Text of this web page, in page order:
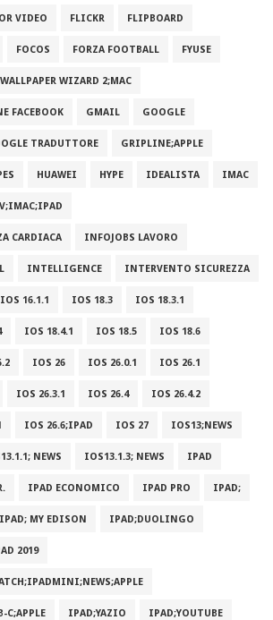
VIDEO FLICKR FLIPBOARD
FOCOS FORZA FOOTBALL FYUSE
WIZARD 2;MAC
FACEBOOK GMAIL GOOGLE
TRADUTTORE GRIPLINE;APPLE
HUAWEI HYPE IDEALISTA IMAC
CARDIACA INFOJOBS LAVORO
INTELLIGENCE INTERVENTO SICUREZZA
IOS 16.1.1 IOS 18.3 IOS 18.3.1
IOS 18.4.1 IOS 18.5 IOS 18.6
IOS 26 IOS 26.0.1 IOS 26.1
IOS 26.3.1 IOS 26.4 IOS 26.4.2
IOS 26.6;IPAD IOS 27 IOS13;NEWS
NEWS IOS13.1.3; NEWS IPAD
IPAD ECONOMICO IPAD PRO IPAD;
IPAD; MY EDISON IPAD;DUOLINGO
2019
C;APPLE IPAD;YAZIO IPAD;YOUTUBE